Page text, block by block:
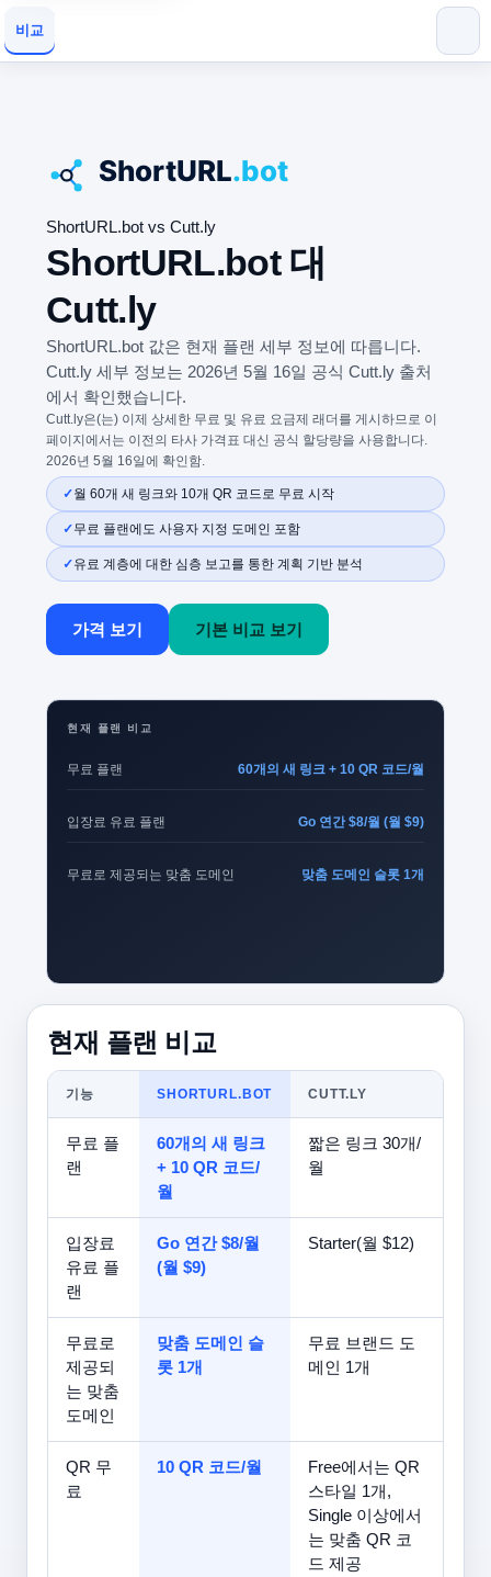
비교
ShortURL.bot vs Cutt.ly
ShortURL.bot 대
Cutt.ly
ShortURL.bot 값은 현재 플랜 세부 정보에 따릅니다.
Cutt.ly 세부 정보는 2026년 5월 16일 공식 Cutt.ly 출처
에서 확인했습니다.
Cutt.ly은(는) 이제 상세한 무료 및 유료 요금제 래더를 게시하므로 이
페이지에서는 이전의 타사 가격표 대신 공식 할당량을 사용합니다.
2026년 5월 16일에 확인함.
월 60개 새 링크와 10개 QR 코드로 무료 시작
무료 플랜에도 사용자 지정 도메인 포함
유료 계층에 대한 심층 보고를 통한 계획 기반 분석
가격 보기 기본 비교 보기
현재 플랜 비교
무료 플랜 60개의 새 링크 + 10 QR 코드/월
입장료 유료 플랜 Go 연간 $8/월 (월 $9)
무료로 제공되는 맞춤 도메인 맞춤 도메인 슬롯 1개
현재 플랜 비교
기능 SHORTURL.BOT CUTT.LY
무료 플
랜
60개의 새 링크
+ 10 QR 코드/
월
짧은 링크 30개/
월
입장료
유료 플
랜
Go 연간 $8/월
(월 $9)
Starter(월 $12)
무료로
제공되
는 맞춤
도메인
맞춤 도메인 슬
롯 1개
무료 브랜드 도
메인 1개
QR 무
료
10 QR 코드/월
Free에서는 QR
스타일 1개,
Single 이상에서
는 맞춤 QR 코
드 제공